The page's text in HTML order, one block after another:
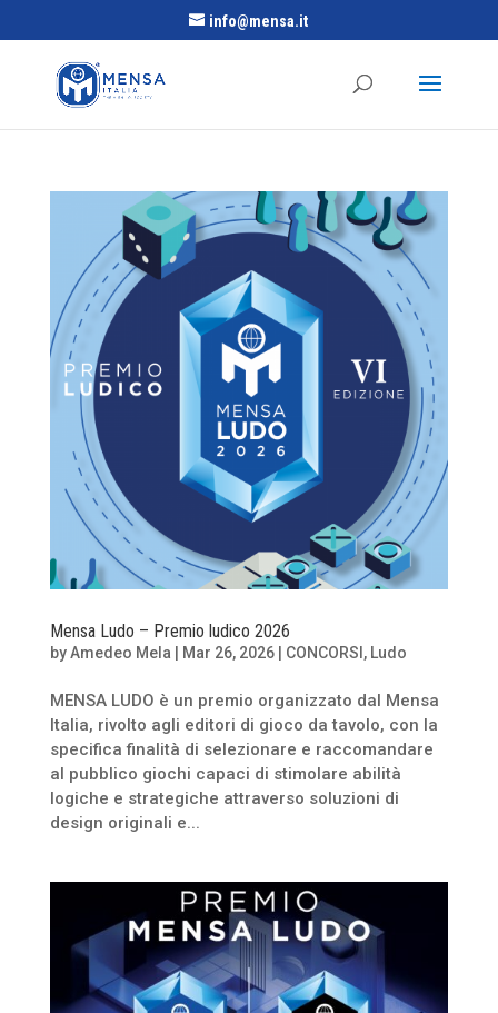
info@mensa.it
Mensa Ludo – Premio ludico 2026
byAmedeo Mela Mar 26, 2026| CONCORSI , Ludo
MENSA LUDO è un premio organizzato dal Mensa
Italia, rivolto agli editori di gioco da tavolo, con la
specifica finalità di selezionare e raccomandare
al pubblico giochi capaci di stimolare abilità
logiche e strategiche attraverso soluzioni di
design originali e...